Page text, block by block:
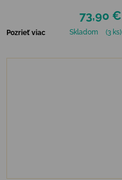
73,90 €
Pozrieť viac Skladom (3 ks)